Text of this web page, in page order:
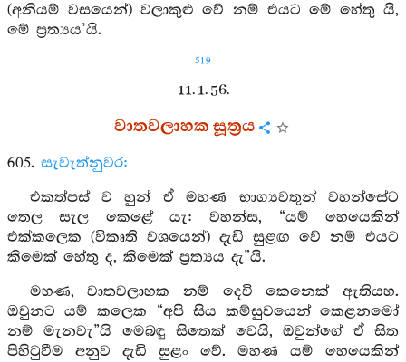
(අනියම් වසයෙන්) වලාකුළු වේ නම් එයට මේ හේතු යි,
මේ ප්‍රත්‍යය’යි.
519
11. 1. 56.
වාතවලාහක සූත්‍රය
605. සැවැත්නුවර:
එකත්පස් ව හුන් ඒ මහණ භාග්‍යවතුන් වහන්සේට
තෙල සැල කෙළේ යැ: වහන්ස, “යම් හෙයෙකින්
එක්කලෙක (විකෘති වශයෙන්) දැඩි සුළඟ වේ නම් එයට
කිමෙක් හේතු ද, කිමෙක් ප්‍රත්‍යය දැ”යි.
මහණ, වාතවලාහක නම් දෙවි කෙනෙක් ඇතියහ.
ඔවුනට යම් කලෙක “අපි සිය කම්සුවයෙන් කෙළනමෝ
නම් මැනවැ”යි මෙබඳු සිතෙක් වෙයි, ඔවුන්ගේ ඒ සිත
පිහිටුවීම අනුව දැඩි සුළං වේ. මහණ යම් හෙයෙකින්